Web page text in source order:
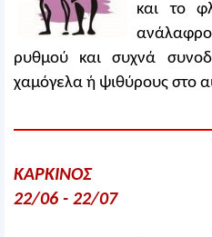
και το
ρυθμού και συχνά
χαμόγελα ή ψιθύρους στο
ΚΑΡΚΙΝΟΣ
22/06 - 22/07